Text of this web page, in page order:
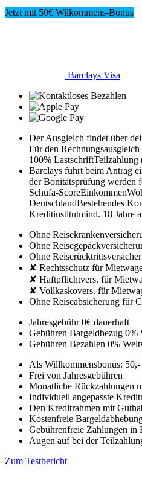
Jetzt mit 50€ Wilkommens-Bonus
Barclays Visa
Der Ausgleich findet über
Für den
100% LastschriftTeilzahlung
Barclays führt beim Antrag
der Bonitätsprüfung werden
Schufa-ScoreEinkommen
DeutschlandBestehendes
Kreditinstitutmind. 18 Jahre
Ohne
Ohne
Ohne
✘ Rechtsschutz für
✘ Haftpflichtvers. für
✘ Vollkaskovers. für
Ohne Reiseabsicherung für
Jahresgebühr 0€ dauerhaft
Gebühren Bargeldbezug 0%
Gebühren Bezahlen 0%
Als Willkommensbonus: 50,-
Frei von Jahresgebühren
Monatliche Rückzahlungen
Individuell angepasste
Den Kreditrahmen mit
Kostenfreie
Gebührenfreie Zahlungen in
Augen auf bei der
Zum Testbericht